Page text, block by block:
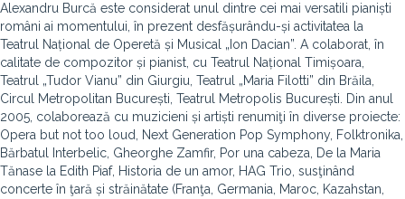
Alexandru Burcă este considerat unul dintre cei mai versatili pianiști
români ai momentului, în prezent desfășurându-și activitatea la
Teatrul Național de Operetă și Musical „Ion Dacian”. A colaborat, în
calitate de compozitor și pianist, cu Teatrul Național Timișoara,
Teatrul „Tudor Vianu” din Giurgiu, Teatrul „Maria Filotti” din Brăila,
Circul Metropolitan București, Teatrul Metropolis București. Din anul
2005, colaborează cu muzicieni și artiști renumiţi în diverse proiecte:
Opera but not too loud, Next Generation Pop Symphony, Folktronika,
Bărbatul Interbelic, Gheorghe Zamfir, Por una cabeza, De la Maria
Tănase la Edith Piaf, Historia de un amor, HAG Trio, susţinând
concerte în ţară și străinătate (Franţa, Germania, Maroc, Kazahstan,